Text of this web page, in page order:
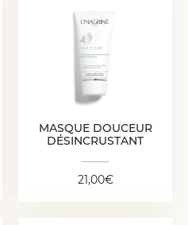
MASQUE DOUCEUR
DÉSINCRUSTANT
21,00€
MASQUE DOUCEUR
DÉSINCRUSTANT
21,00€